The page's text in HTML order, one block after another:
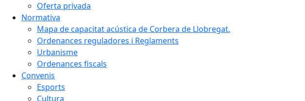
Oferta privada
Normativa
Mapa de capacitat acústica de Corbera de Llobregat.
Ordenances reguladores i Reglaments
Urbanisme
Ordenances fiscals
Convenis
Esports
Cultura